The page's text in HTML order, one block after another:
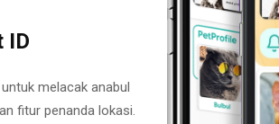
ID
melacak anabul
fitur penanda lokasi.